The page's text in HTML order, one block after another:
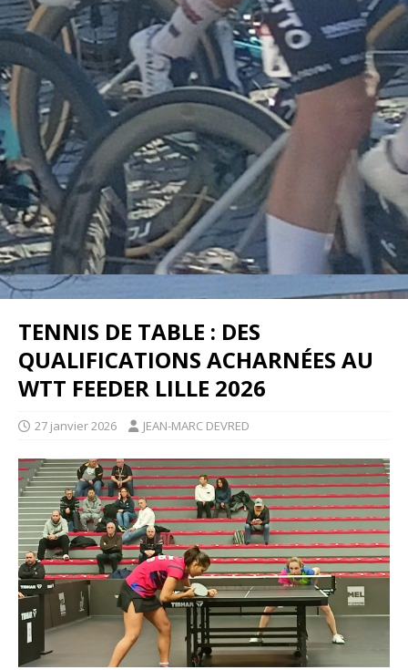
TENNIS DE TABLE : DES
QUALIFICATIONS ACHARNÉES AU
WTT FEEDER LILLE 2026
27 janvier 2026 JEAN-MARC DEVRED